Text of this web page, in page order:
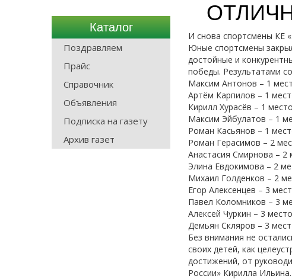
Каталог
Поздравляем
Прайс
Справочник
Объявления
Подписка на газету
Архив газет
И снова спортсмены КЕ
Юные спортсмены
достойные и
победы. Результатами
Максим Антонов – 1
Артём Карпилов – 1
Кирилл Хурасёв – 1
Максим Эйбулатов – 1
Роман Касьянов – 1
Роман Герасимов – 2
Анастасия Смирнова – 2
Элина Евдокимова – 2
Михаил Голденков – 2
Егор Алексенцев – 3
Павел Коломников – 3
Алексей Чуркин – 3
Демьян Скляров – 3
Без внимания не
своих детей, как
достижений, от
России» Кирилла Ильина.